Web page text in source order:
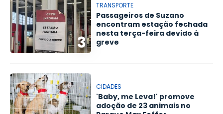
3
TRANSPORTE
Passageiros de Suzano
encontram estação fechada
nesta terça-feira devido à
greve
CIDADES
'Baby, me Leva!' promove
adoção de 23 animais no